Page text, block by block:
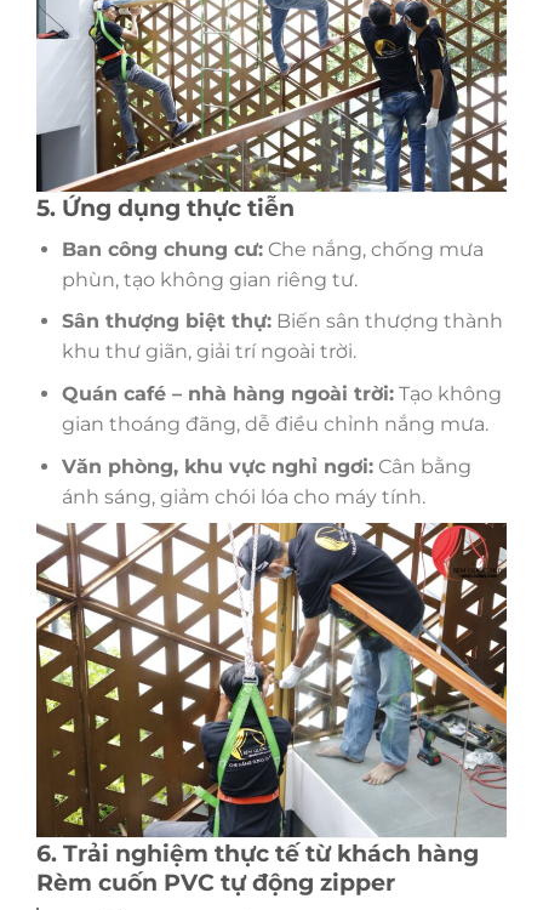
5. Ứng dụng thực tiễn
Ban công chung cư:Che nắng, chống mưa
phùn, tạo không gian riêng tư.
Sân thượng biệt thự:Biến sân thượng thành
khu thư giãn, giải trí ngoài trời.
Quán café – nhà hàng ngoài trời:Tạo không
gian thoáng đãng, dễ điều chỉnh nắng mưa.
Văn phòng, khu vực nghỉ ngơi:Cân bằng
ánh sáng, giảm chói lóa cho máy tính.
6. Trải nghiệm thực tế từ khách hàng
Rèm cuốn PVC tự động zipper